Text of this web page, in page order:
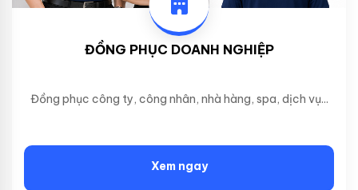
ĐỒNG PHỤC DOANH NGHIỆP
Đồng phục công ty, công nhân, nhà hàng, spa, dịch vụ...
Xem ngay